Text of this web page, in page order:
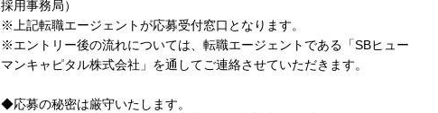
採用事務局）
※上記転職エージェントが応募受付窓口となります。
※エントリー後の流れについては、転職エージェントである「SBヒュー
マンキャピタル株式会社」を通してご連絡させていただきます。
◆応募の秘密は厳守いたします。